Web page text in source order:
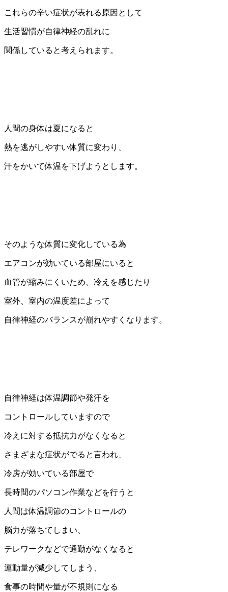
これらの辛い症状が表れる原因として
生活習慣が自律神経の乱れに
関係していると考えられます。
人間の身体は夏になると
熱を逃がしやすい体質に変わり、
汗をかいて体温を下げようとします。
そのような体質に変化している為
エアコンが効いている部屋にいると
血管が縮みにくいため、冷えを感じたり
室外、室内の温度差によって
自律神経のバランスが崩れやすくなります。
自律神経は体温調節や発汗を
コントロールしていますので
冷えに対する抵抗力がなくなると
さまざまな症状がでると言われ、
冷房が効いている部屋で
長時間のパソコン作業などを行うと
人間は体温調節のコントロールの
脳力が落ちてしまい、
テレワークなどで通勤がなくなると
運動量が減少してしまう、
食事の時間や量が不規則になる